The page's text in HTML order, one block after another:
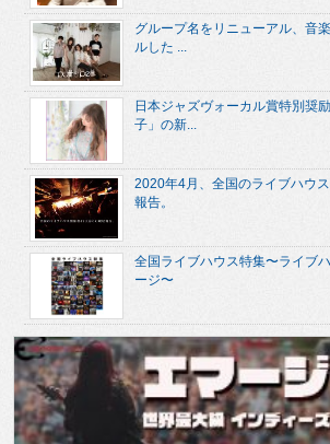
グループ名をリニューアル、音
ルした ...
日本ジャズヴォーカル賞特別奨
子」の新...
2020年4月、全国のライブハウ
報告。
全国ライブハウス特集〜ライブ
ージ〜